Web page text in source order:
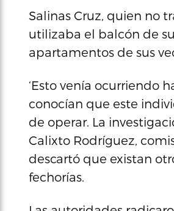
Salinas Cruz, quien no
utilizaba el balcón de
apartamentos de sus
‘Esto venía ocurriendo
conocían que este
de operar. La
Calixto Rodríguez,
descartó que existan
fechorías.